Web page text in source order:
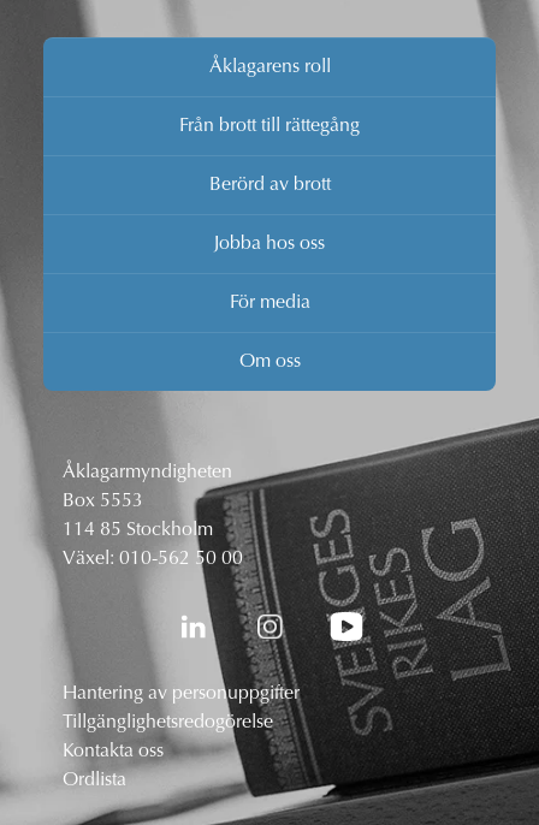
Åklagarens roll
Från brott till rättegång
Berörd av brott
Jobba hos oss
För media
Om oss
Åklagarmyndigheten
Box 5553
114 85 Stockholm
Växel: 010-562 50 00
Hantering av personuppgifter
Tillgänglighetsredogörelse
Kontakta oss
Ordlista